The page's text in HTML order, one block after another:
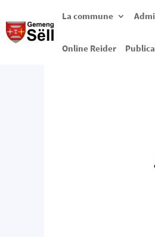
La commune
Online Reider